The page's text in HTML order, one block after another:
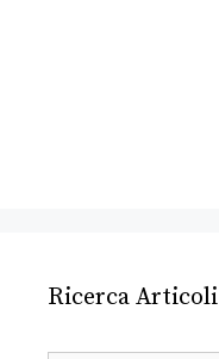
Ricerca Articoli